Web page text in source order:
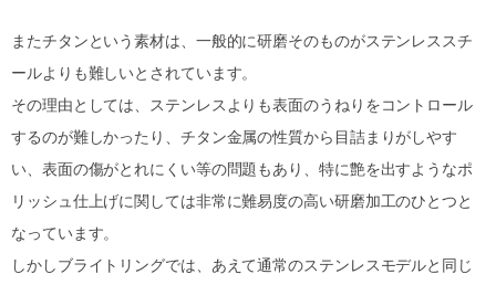
またチタンという素材は、一般的に研磨そのものがステンレススチ
ールよりも難しいとされています。
その理由としては、ステンレスよりも表面のうねりをコントロール
するのが難しかったり、チタン金属の性質から目詰まりがしやす
い、表面の傷がとれにくい等の問題もあり、特に艶を出すようなポ
リッシュ仕上げに関しては非常に難易度の高い研磨加工のひとつと
なっています。
しかしブライトリングでは、あえて通常のステンレスモデルと同じ